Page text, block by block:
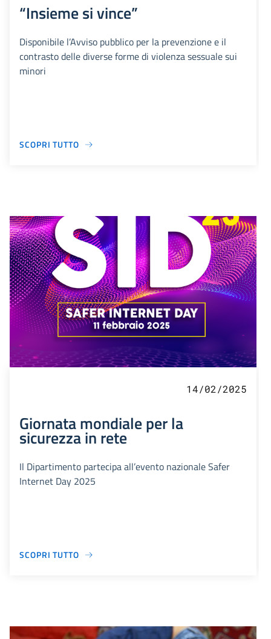
“Insieme si vince”
Disponibile l’Avviso pubblico per la prevenzione e il
contrasto delle diverse forme di violenza sessuale sui
minori
SCOPRI TUTTO
14/02/2025
Giornata mondiale per la
sicurezza in rete
Il Dipartimento partecipa all’evento nazionale Safer
Internet Day 2025
SCOPRI TUTTO